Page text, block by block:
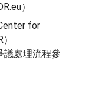
）
for
議處理流程參